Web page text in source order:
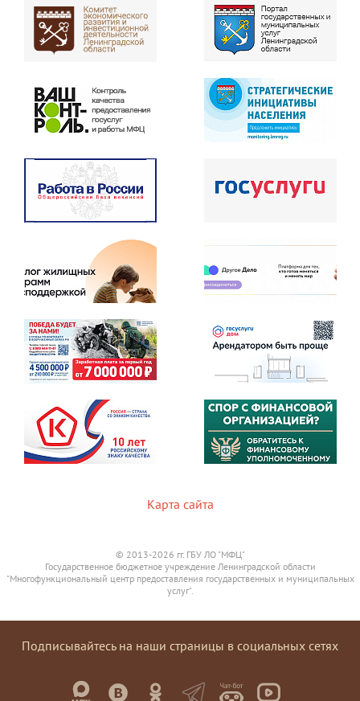
Карта сайта
© 2013-2026 гг. ГБУ ЛО "МФЦ"
Государственное бюджетное учреждение Ленинградской области
"Многофункциональный центр предоставления государственных и муниципальных
услуг".
Подписывайтесь на наши страницы в социальных сетях